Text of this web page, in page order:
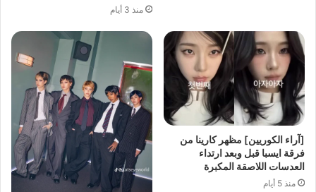
منذ 3 أيام
[آراء الكوريين] مظهر كارينا من
فرقة ايسبا قبل وبعد ارتداء
العدسات اللاصقة المكبرة
منذ 5 أيام